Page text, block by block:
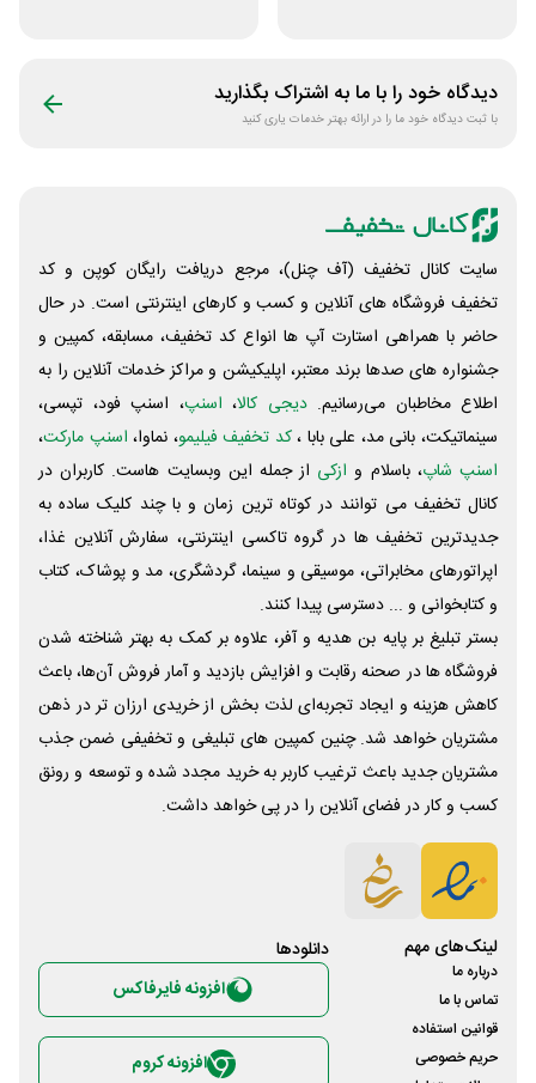
دیدگاه خود را با ما به اشتراک بگذارید
با ثبت دیدگاه خود ما را در ارائه بهتر خدمات یاری کنید
سایت کانال تخفیف (آف چنل)، مرجع دریافت رایگان کوپن و کد
تخفیف فروشگاه های آنلاین و کسب و‌ کارهای اینترنتی است. در حال
حاضر با همراهی استارت آپ ها انواع کد تخفیف، مسابقه، کمپین و
جشنواره های صدها برند معتبر، اپلیکیشن و مراکز خدمات آنلاین را به
اطلاع مخاطبان می‌رسانیم. دیجی کالا، اسنپ، اسنپ فود، تپسی،
سینماتیکت، بانی مد، علی‌ بابا ،کد تخفیف فیلیمو، نماوا، اسنپ مارکت،
اسنپ شاپ، باسلام و ازکی از جمله این وبسایت ‌هاست. کاربران در
کانال تخفیف می توانند در کوتاه ترین زمان و با چند کلیک ساده به
جدیدترین تخفیف ها در گروه تاکسی اینترنتی، سفارش آنلاین غذا،
اپراتورهای مخابراتی، موسیقی و سینما، گردشگری، مد و پوشاک، کتاب
و کتابخوانی و ... دسترسی پیدا کنند.
بستر تبلیغ بر پایه بن هدیه و آفر، علاوه بر کمک به بهتر شناخته شدن
فروشگاه ها در صحنه رقابت و افزایش بازدید و آمار فروش آن‌ها، باعث
کاهش هزینه و ایجاد تجربه‌ای لذت بخش از خریدی ارزان تر در ذهن
مشتریان خواهد شد. چنین کمپین های تبلیغی و تخفیفی ضمن جذب
مشتریان جدید باعث ترغیب کاربر به خرید مجدد شده و توسعه و رونق
کسب و کار در فضای آنلاین را در پی خواهد داشت.
لینک‌های مهم
درباره ما
تماس با ما
قوانین استفاده
حریم خصوصی
دانلود‌ها
افزونه فایرفاکس
افزونه کروم